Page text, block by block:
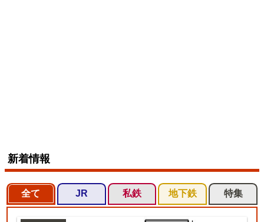
新着情報
全て JR 私鉄 地下鉄 特集